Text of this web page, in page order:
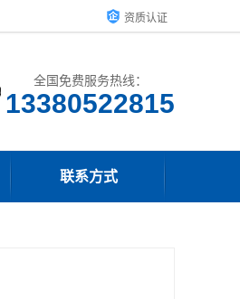
资质认证
全国免费服务热线：
13380522815
联系方式